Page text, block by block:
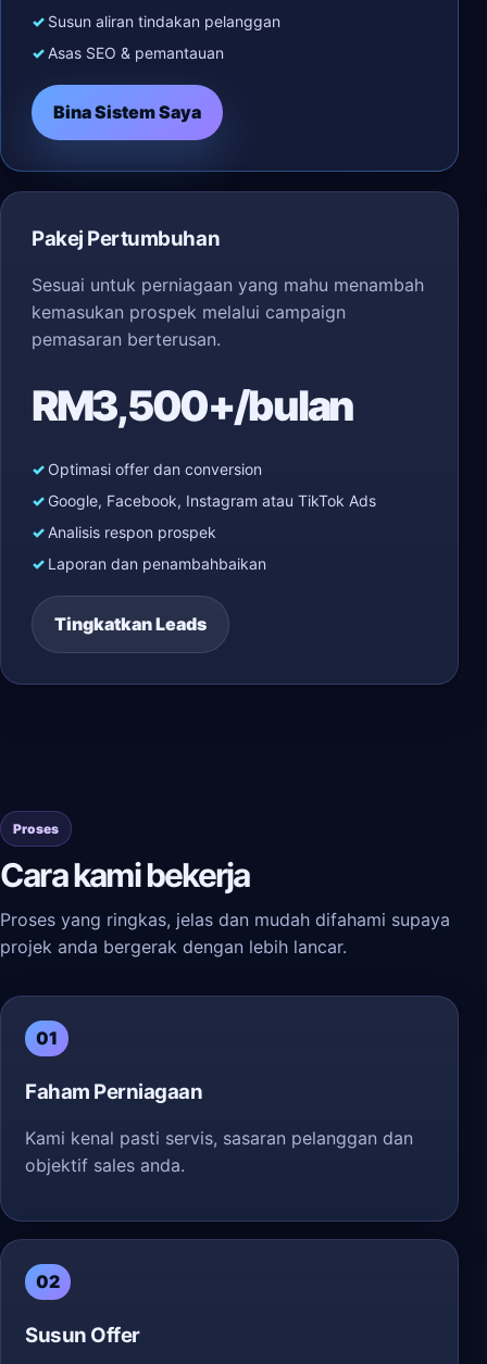
Susun aliran tindakan pelanggan
Asas SEO & pemantauan
Bina Sistem Saya
Pakej Pertumbuhan
Sesuai untuk perniagaan yang mahu menambah
kemasukan prospek melalui campaign
pemasaran berterusan.
RM3,500+/bulan
Optimasi offer dan conversion
Google, Facebook, Instagram atau TikTok Ads
Analisis respon prospek
Laporan dan penambahbaikan
Tingkatkan Leads
Proses
Cara kami bekerja
Proses yang ringkas, jelas dan mudah difahami supaya
projek anda bergerak dengan lebih lancar.
01
Faham Perniagaan
Kami kenal pasti servis, sasaran pelanggan dan
objektif sales anda.
02
Susun Offer